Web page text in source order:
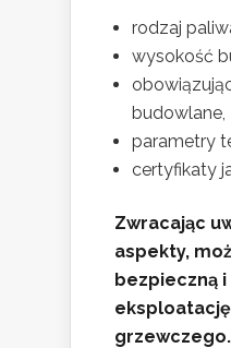
rodzaj
wysokość
budowlane,
parametry
certyfikaty
Zwracając
aspekty,
bezpieczną
grzewczego.